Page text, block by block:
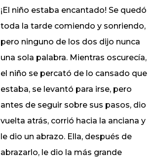
¡El niño estaba encantado! Se quedó
toda la tarde comiendo y sonriendo,
pero ninguno de los dos dijo nunca
una sola palabra. Mientras oscurecía,
el niño se percató de lo cansado que
estaba, se levantó para irse, pero
antes de seguir sobre sus pasos, dio
vuelta atrás, corrió hacia la anciana y
le dio un abrazo. Ella, después de
abrazarlo, le dio la más grande